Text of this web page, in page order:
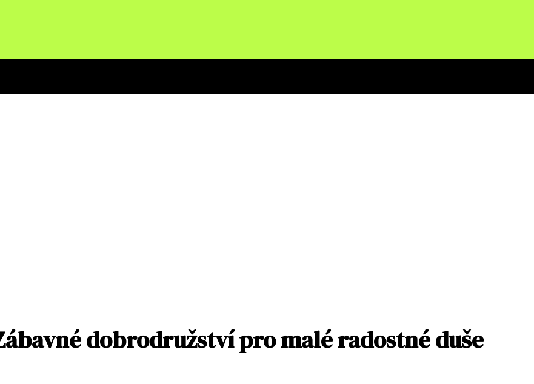
dobrodružství pro malé radostné duše